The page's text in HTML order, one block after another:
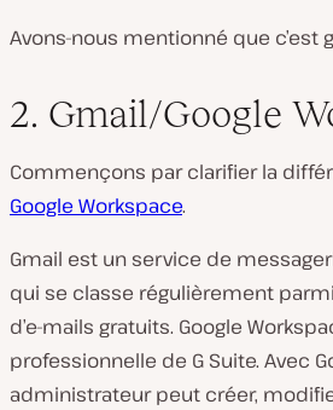
Avons-nous mentionné que c’est
2. Gmail/Google
Commençons par clarifier la
Google Workspace.
Gmail est un service de
qui se classe régulièrement
d’e-mails gratuits. Google
professionnelle de G Suite. Avec
administrateur peut créer,